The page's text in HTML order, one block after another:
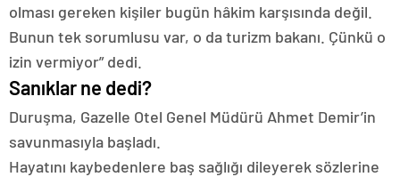
olması gereken kişiler bugün hâkim karşısında değil.
Bunun tek sorumlusu var, o da turizm bakanı. Çünkü o
izin vermiyor” dedi.
Sanıklar ne dedi?
Duruşma, Gazelle Otel Genel Müdürü Ahmet Demir’in
savunmasıyla başladı.
Hayatını kaybedenlere baş sağlığı dileyerek sözlerine